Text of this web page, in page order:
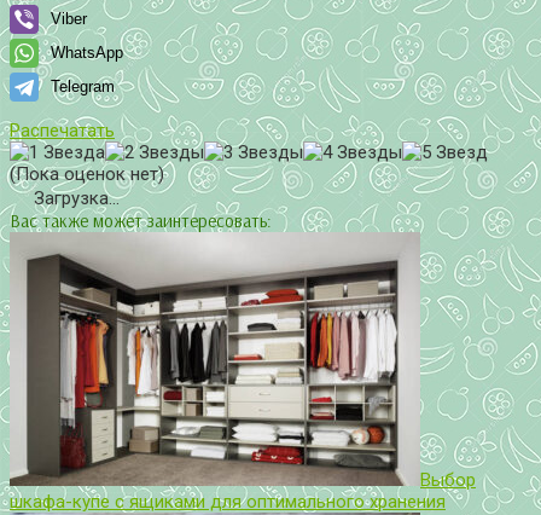
Viber
WhatsApp
Telegram
Распечатать
(Пока оценок нет)
Загрузка...
Вас также может заинтересовать:
Выбор
шкафа-купе с ящиками для оптимального хранения